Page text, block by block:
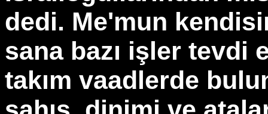
dedi. Me'mun
sana bazı işler tevdi
takım vaadlerde